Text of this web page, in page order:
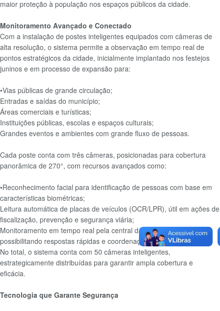
maior proteção à população nos espaços públicos da cidade.
Monitoramento Avançado e Conectado
Com a instalação de postes inteligentes equipados com câmeras de
alta resolução, o sistema permite a observação em tempo real de
pontos estratégicos da cidade, inicialmente implantado nos festejos
juninos e em processo de expansão para:
•Vias públicas de grande circulação;
Entradas e saídas do município;
Áreas comerciais e turísticas;
Instituições públicas, escolas e espaços culturais;
Grandes eventos e ambientes com grande fluxo de pessoas.
Cada poste conta com três câmeras, posicionadas para cobertura
panorâmica de 270°, com recursos avançados como:
•Reconhecimento facial para identificação de pessoas com base em
características biométricas;
Leitura automática de placas de veículos (OCR/LPR), útil em ações de
fiscalização, prevenção e segurança viária;
Monitoramento em tempo real pela central da Guarda Municipal,
possibilitando respostas rápidas e coordenação de ocorrências.
No total, o sistema conta com 50 câmeras inteligentes,
estrategicamente distribuídas para garantir ampla cobertura e
eficácia.
Tecnologia que Garante Segurança